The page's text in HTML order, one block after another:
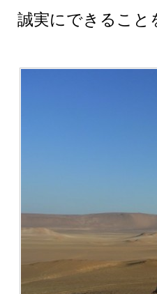
誠実にできること